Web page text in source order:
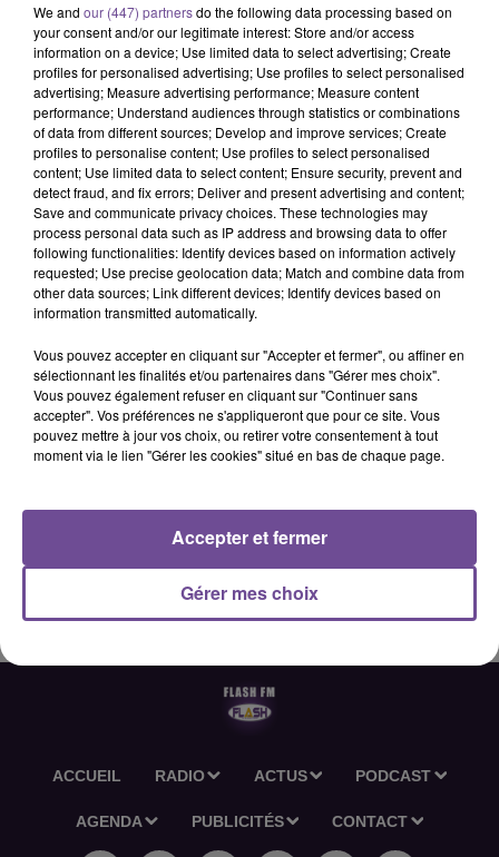
Flash FM
L'actu-région Flash FM du 04 06 2026 18h30
4 juin 2026 - 2 min 35 sec
L'ACTU-RÉGION FLASH FM DU 04 06 2026 18H30
L'actu-région Flash FM du 04 06 2026 18h30
ACCUEIL RADIO ACTUS PODCAST
AGENDA PUBLICITÉS CONTACT
We and our (447) partnersdo the following data processing based on
your consent and/or our legitimate interest: Store and/or access
information on a device; Use limited data to select advertising; Create
profiles for personalised advertising; Use profiles to select personalised
advertising; Measure advertising performance; Measure content
performance; Understand audiences through statistics or combinations
of data from different sources; Develop and improve services; Create
profiles to personalise content; Use profiles to select personalised
content; Use limited data to select content; Ensure security, prevent and
detect fraud, and fix errors; Deliver and present advertising and content;
Save and communicate privacy choices. These technologies may
process personal data such as IP address and browsing data to offer
following functionalities: Identify devices based on information actively
requested; Use precise geolocation data; Match and combine data from
other data sources; Link different devices; Identify devices based on
information transmitted automatically.
Vous pouvez accepter en cliquant sur "Accepter et fermer", ou affiner en
sélectionnant les finalités et/ou partenaires dans "Gérer mes choix".
Vous pouvez également refuser en cliquant sur "Continuer sans
accepter". Vos préférences ne s'appliqueront que pour ce site. Vous
pouvez mettre à jour vos choix, ou retirer votre consentement à tout
moment via le lien "Gérer les cookies" situé en bas de chaque page.
Gérer mes choix
Accepter et fermer